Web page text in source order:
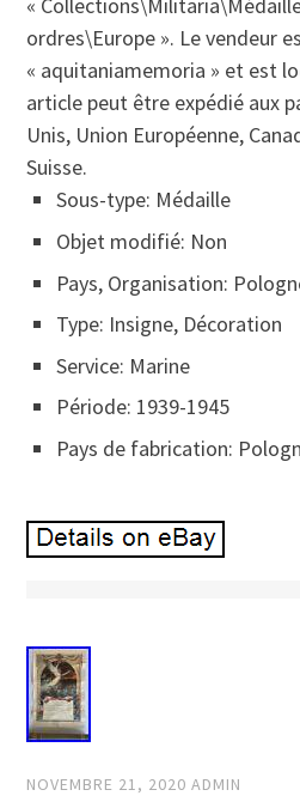
«
ordres\Europe ». Le vendeur
« aquitaniamemoria » et est
article peut être expédié aux
Unis, Union Européenne,
Suisse.
Sous-type: Médaille
Objet modifié: Non
Pays, Organisation:
Type: Insigne, Décoration
Service: Marine
Période: 1939-1945
Pays de fabrication:
NOVEMBRE 21, 2020 ADMIN